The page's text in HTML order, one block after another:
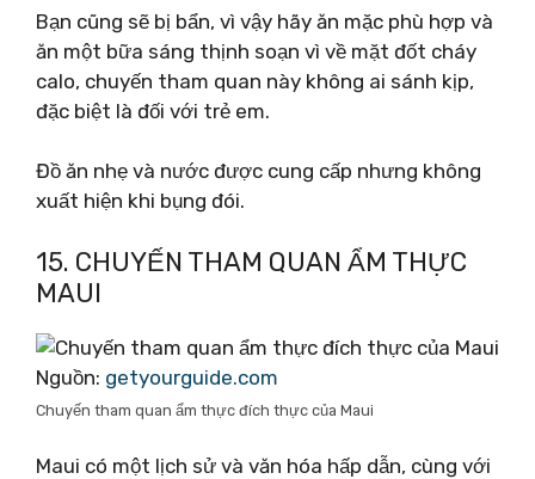
Bạn cũng sẽ bị bẩn, vì vậy hãy ăn mặc phù hợp và
ăn một bữa sáng thịnh soạn vì về mặt đốt cháy
calo, chuyến tham quan này không ai sánh kịp,
đặc biệt là đối với trẻ em.
Đồ ăn nhẹ và nước được cung cấp nhưng không
xuất hiện khi bụng đói.
15. CHUYẾN THAM QUAN ẨM THỰC
MAUI
Nguồn: getyourguide.com
Chuyến tham quan ẩm thực đích thực của Maui
Maui có một lịch sử và văn hóa hấp dẫn, cùng với